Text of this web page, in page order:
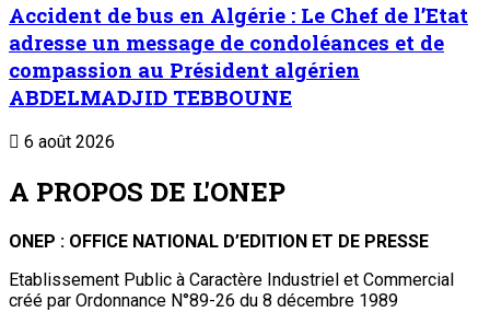
Accident de bus en Algérie : Le Chef de l’Etat
adresse un message de condoléances et de
compassion au Président algérien
ABDELMADJID TEBBOUNE
6 août 2026
A PROPOS DE L'ONEP
ONEP : OFFICE NATIONAL D’EDITION ET DE PRESSE
Etablissement Public à Caractère Industriel et Commercial
créé par Ordonnance N°89-26 du 8 décembre 1989